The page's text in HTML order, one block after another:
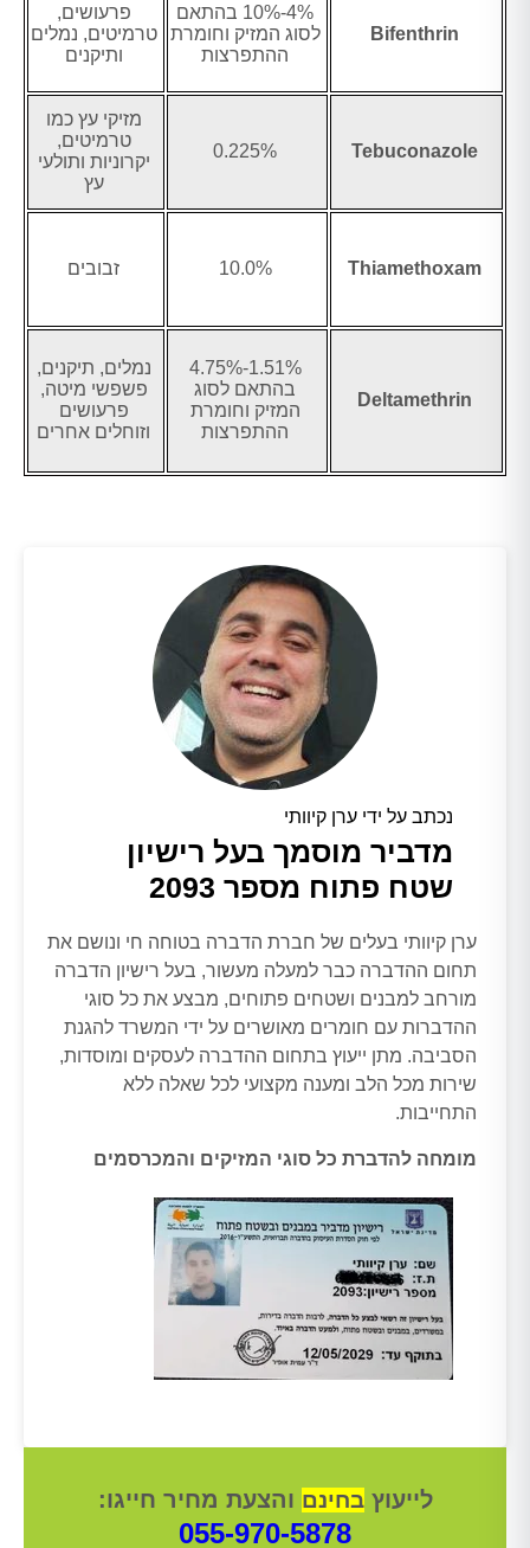
Bifenthrin
4%-10% בהתאם
לסוג המזיק וחומרת
ההתפרצות
פרעושים,
טרמיטים, נמלים
ותיקנים
Tebuconazole
0.225%
מזיקי עץ כמו
טרמיטים,
יקרוניות ותולעי
עץ
Thiamethoxam
10.0% זבובים
Deltamethrin
1.51%-4.75%
בהתאם לסוג
המזיק וחומרת
ההתפרצות
נמלים, תיקנים,
פשפשי מיטה,
פרעושים
וזוחלים אחרים
נכתב על ידי ערן קיוותי
מדביר מוסמך בעל רישיון
שטח פתוח מספר 2093
ערן קיוותי בעלים של חברת הדברה בטוחה חי ונושם את
תחום ההדברה כבר למעלה מעשור, בעל רישיון הדברה
מורחב למבנים ושטחים פתוחים, מבצע את כל סוגי
ההדברות עם חומרים מאושרים על ידי המשרד להגנת
הסביבה. מתן ייעוץ בתחום ההדברה לעסקים ומוסדות,
שירות מכל הלב ומענה מקצועי לכל שאלה ללא
התחייבות.
מומחה להדברת כל סוגי המזיקים והמכרסמים
לייעוץבחינם והצעת מחיר חייגו:
055-970-5878